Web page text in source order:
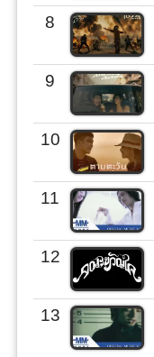
8
9
10
11
12
13